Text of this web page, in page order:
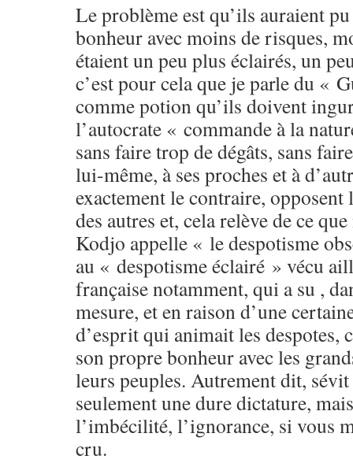
Le problème est qu’ils auraient
bonheur avec moins de risques,
étaient un peu plus éclairés, un
c’est pour cela que je parle du «
comme potion qu’ils doivent
l’autocrate « commande à la
sans faire trop de dégâts, sans
lui-même, à ses proches et à
exactement le contraire,
des autres et, cela relève de ce
Kodjo appelle « le despotisme
au « despotisme éclairé » vécu
française notamment, qui a su ,
mesure, et en raison d’une
d’esprit qui animait les
son propre bonheur avec les
leurs peuples. Autrement dit,
seulement une dure dictature,
l’imbécilité, l’ignorance, si vous
cru.